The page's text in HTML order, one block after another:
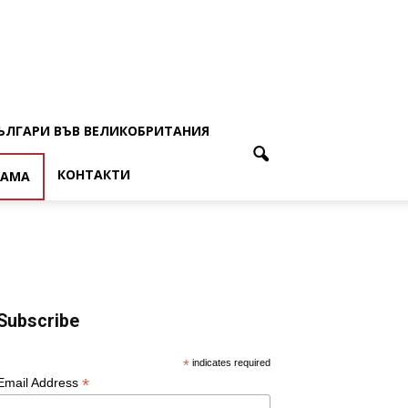
ВЪВ ВЕЛИКОБРИТАНИЯ
КОНТАКТИ
* indicates required
Address *